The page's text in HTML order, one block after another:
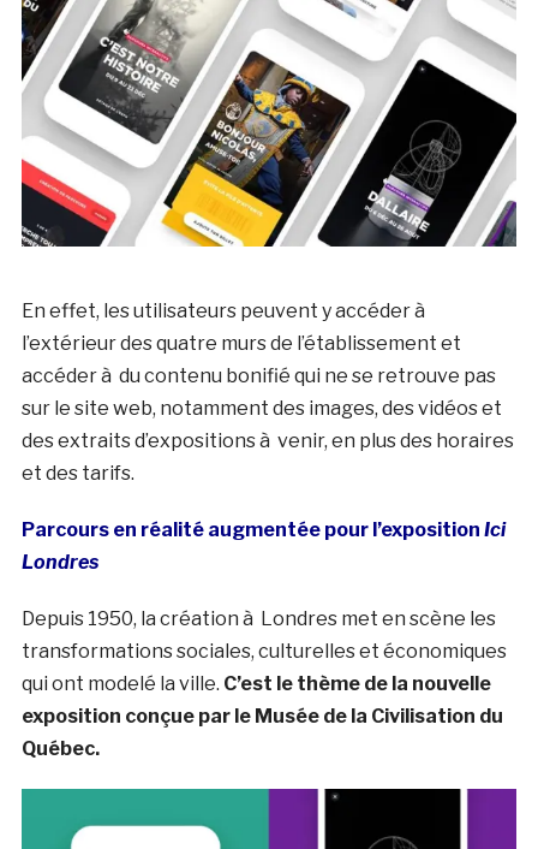
En effet, les utilisateurs peuvent y accéder à
l’extérieur des quatre murs de l’établissement et
accéder à du contenu bonifié qui ne se retrouve pas
sur le site web, notamment des images, des vidéos et
des extraits d’expositions à venir, en plus des horaires
et des tarifs.
Parcours en réalité augmentée pour l’exposition Ici
Londres
Depuis 1950, la création à Londres met en scène les
transformations sociales, culturelles et économiques
qui ont modelé la ville. C’est le thème de la nouvelle
exposition conçue par le Musée de la Civilisation du
Québec.